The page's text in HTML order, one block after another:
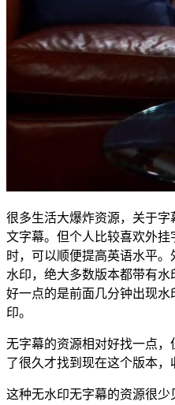
很多生活大爆炸资源，关于
文字幕。但个人比较喜欢外挂
时，可以顺便提高英语水平
水印，绝大多数版本都带有
好一点的是前面几分钟出现
印。
无字幕的资源相对好找一点，
了很久才找到现在这个版本，
这种无水印无字幕的资源很